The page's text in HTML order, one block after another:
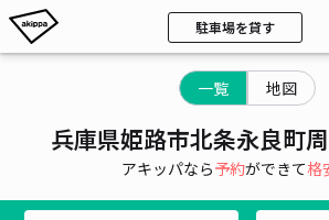
駐車場を貸す
一覧 地図
兵庫県姫路市北条永良町
アキッパなら予約ができて格